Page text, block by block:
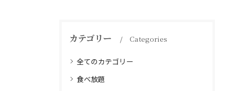
カテゴリー Categories
全てのカテゴリー
食べ放題